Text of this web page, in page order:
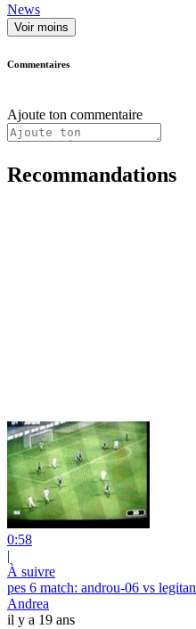
News
Voir moins
Commentaires
Ajoute ton commentaire
Recommandations
0:58
|
À suivre
pes 6 match: androu-06 vs legitan
Andrea
il y a 19 ans